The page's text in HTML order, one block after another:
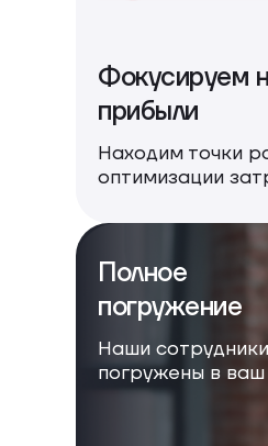
Фокусируем
прибыли
Находим точки
оптимизации
Полное
погружение
Наши
погружены в ваш